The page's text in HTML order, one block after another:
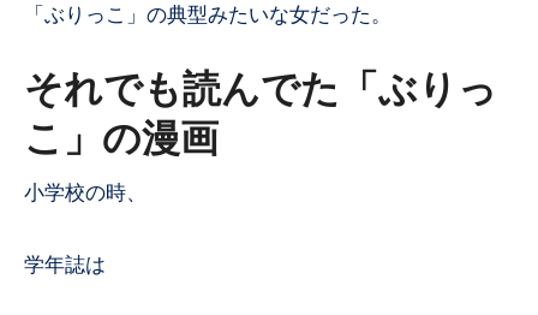
「ぶりっこ」の典型みたいな女だった。
それでも読んでた「ぶりっ
こ」の漫画
小学校の時、
学年誌は